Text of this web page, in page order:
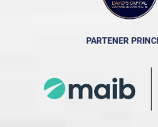
PARTENER